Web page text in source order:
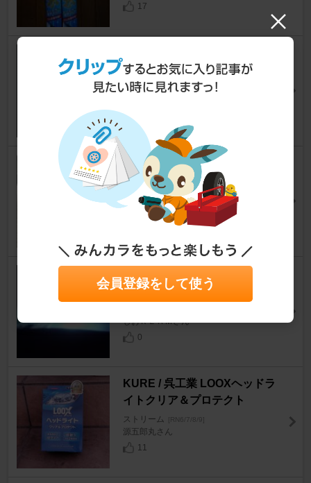
17
ド
ストリーム [RN6/7/8/9]
FUJITSUBO AUTHORIZE S
ストリーム [RN6/7/8/9]
Yudayahさん
ソーラム プラズマゼノン 純正
交換6000k
しおＲＥＡＭさん
0
KURE / 呉工業 LOOXヘッドラ
イトクリア＆プロテクト
ストリーム [RN6/7/8/9]
源五郎丸さん
11
会員登録をして使う